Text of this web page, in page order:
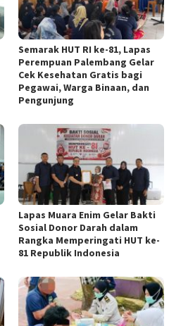
Semarak HUT RI ke-81, Lapas
Perempuan Palembang Gelar
Cek Kesehatan Gratis bagi
Pegawai, Warga Binaan, dan
Pengunjung
Lapas Muara Enim Gelar Bakti
Sosial Donor Darah dalam
Rangka Memperingati HUT ke-
81 Republik Indonesia